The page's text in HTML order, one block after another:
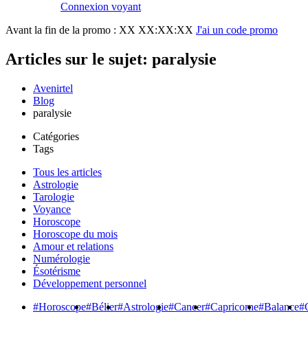
Connexion voyant
Avant la fin de la promo : XX XX:XX:XX J'ai un code promo
Articles sur le sujet: paralysie
Avenirtel
Blog
paralysie
Catégories
Tags
Tous les articles
Astrologie
Tarologie
Voyance
Horoscope
Horoscope du mois
Amour et relations
Numérologie
Ésotérisme
Développement personnel
#Horoscope#Bélier#Astrologie#Cancer#Capricorne#Balance